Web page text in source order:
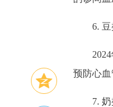
6.
预防心血
7.